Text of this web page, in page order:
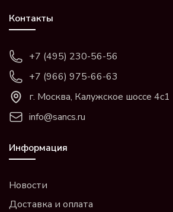
Контакты
+7 (495) 230-56-56
+7 (966) 975-66-63
г. Москва, Калужское шоссе 4с1
info@sancs.ru
Информация
Новости
Доставка и оплата